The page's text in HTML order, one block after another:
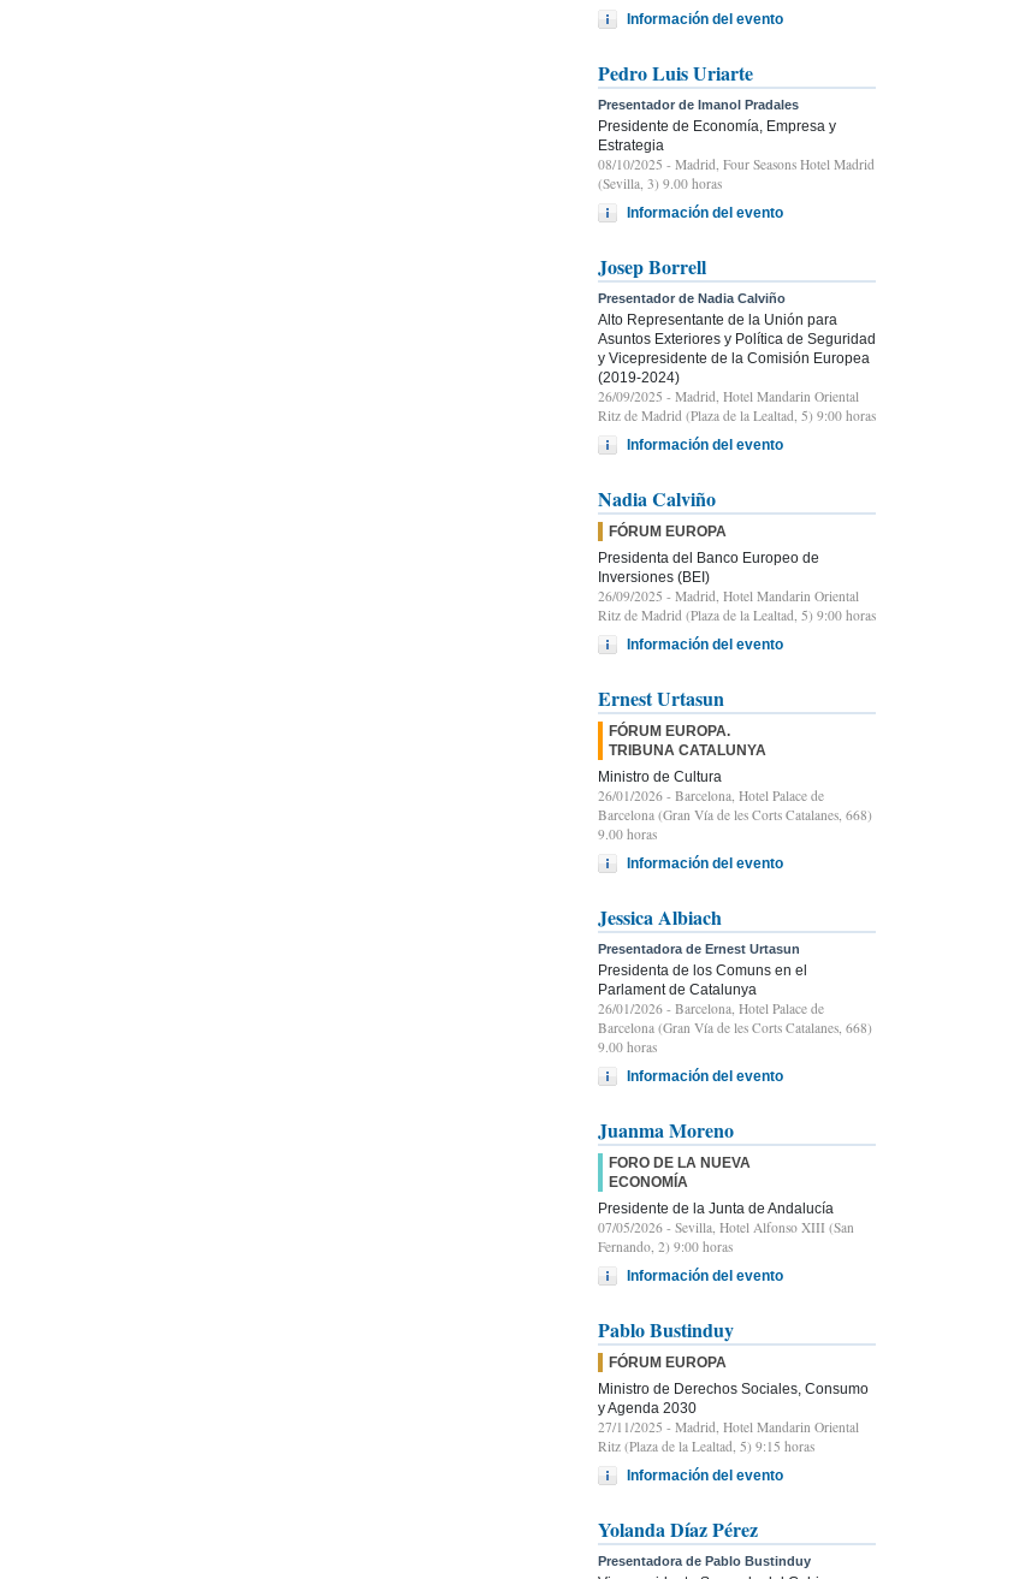
Información del evento
Pedro Luis Uriarte
Presentador de Imanol Pradales
Presidente de Economía, Empresa y
Estrategia
08/10/2025 - Madrid, Four Seasons Hotel Madrid
(Sevilla, 3) 9.00 horas
Información del evento
Josep Borrell
Presentador de Nadia Calviño
Alto Representante de la Unión para
Asuntos Exteriores y Política de Seguridad
y Vicepresidente de la Comisión Europea
(2019-2024)
26/09/2025 - Madrid, Hotel Mandarin Oriental
Ritz de Madrid (Plaza de la Lealtad, 5) 9:00 horas
Información del evento
Nadia Calviño
FÓRUM EUROPA
Presidenta del Banco Europeo de
Inversiones (BEI)
26/09/2025 - Madrid, Hotel Mandarin Oriental
Ritz de Madrid (Plaza de la Lealtad, 5) 9:00 horas
Información del evento
Ernest Urtasun
FÓRUM EUROPA.
TRIBUNA CATALUNYA
Ministro de Cultura
26/01/2026 - Barcelona, Hotel Palace de
Barcelona (Gran Vía de les Corts Catalanes, 668)
9.00 horas
Información del evento
Jessica Albiach
Presentadora de Ernest Urtasun
Presidenta de los Comuns en el
Parlament de Catalunya
26/01/2026 - Barcelona, Hotel Palace de
Barcelona (Gran Vía de les Corts Catalanes, 668)
9.00 horas
Información del evento
Juanma Moreno
FORO DE LA NUEVA
ECONOMÍA
Presidente de la Junta de Andalucía
07/05/2026 - Sevilla, Hotel Alfonso XIII (San
Fernando, 2) 9:00 horas
Información del evento
Pablo Bustinduy
FÓRUM EUROPA
Ministro de Derechos Sociales, Consumo
y Agenda 2030
27/11/2025 - Madrid, Hotel Mandarin Oriental
Ritz (Plaza de la Lealtad, 5) 9:15 horas
Información del evento
Yolanda Díaz Pérez
Presentadora de Pablo Bustinduy